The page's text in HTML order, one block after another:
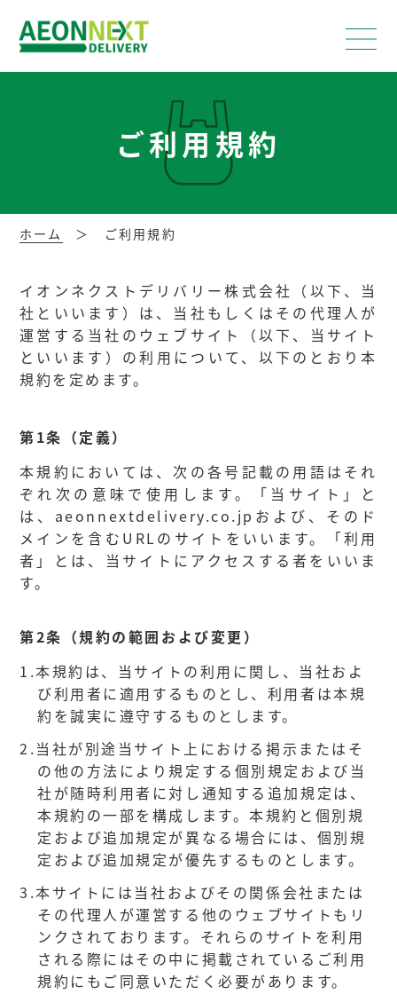
ご利用規約
ホーム ご利用規約
イオンネクストデリバリー株式会社（以下、当
社といいます）は、当社もしくはその代理人が
運営する当社のウェブサイト（以下、当サイト
といいます）の利用について、以下のとおり本
規約を定めます。
第1条（定義）
本規約においては、次の各号記載の用語はそれ
ぞれ次の意味で使用します。「当サイト」と
は、aeonnextdelivery.co.jpおよび、そのド
メインを含むURLのサイトをいいます。「利用
者」とは、当サイトにアクセスする者をいいま
す。
第2条（規約の範囲および変更）
1.本規約は、当サイトの利用に関し、当社およ
び利用者に適用するものとし、利用者は本規
約を誠実に遵守するものとします。
2.当社が別途当サイト上における掲示またはそ
の他の方法により規定する個別規定および当
社が随時利用者に対し通知する追加規定は、
本規約の一部を構成します。本規約と個別規
定および追加規定が異なる場合には、個別規
定および追加規定が優先するものとします。
3.本サイトには当社およびその関係会社または
その代理人が運営する他のウェブサイトもリ
ンクされております。それらのサイトを利用
される際にはその中に掲載されているご利用
規約にもご同意いただく必要があります。